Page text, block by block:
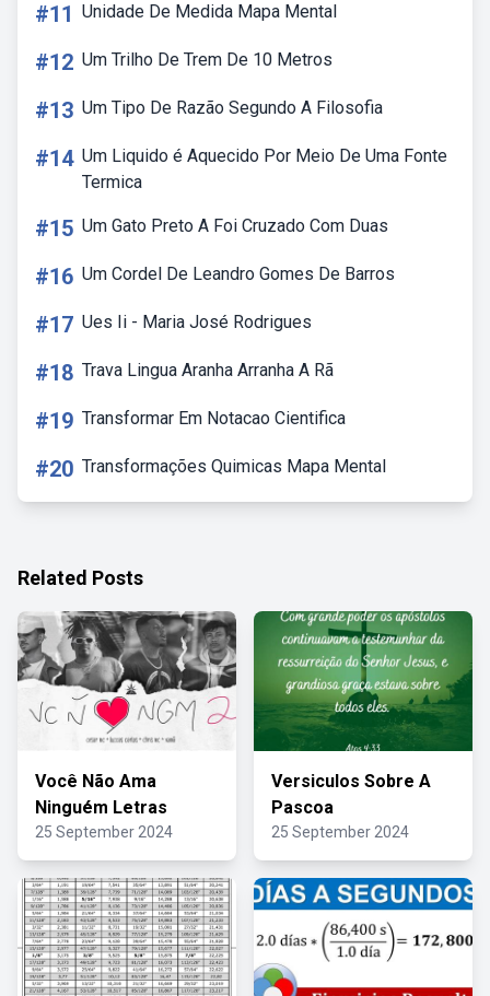
#11 Unidade De Medida Mapa Mental
#12 Um Trilho De Trem De 10 Metros
#13 Um Tipo De Razão Segundo A Filosofia
#14 Um Liquido é Aquecido Por Meio De Uma Fonte
Termica
#15 Um Gato Preto A Foi Cruzado Com Duas
#16 Um Cordel De Leandro Gomes De Barros
#17 Ues Ii - Maria José Rodrigues
#18 Trava Lingua Aranha Arranha A Rã
#19 Transformar Em Notacao Cientifica
#20 Transformações Quimicas Mapa Mental
Related Posts
Você Não Ama
Ninguém Letras
25 September 2024
Versiculos Sobre A
Pascoa
25 September 2024